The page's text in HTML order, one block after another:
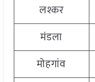
लश्कर
मंडला
मोहगांव